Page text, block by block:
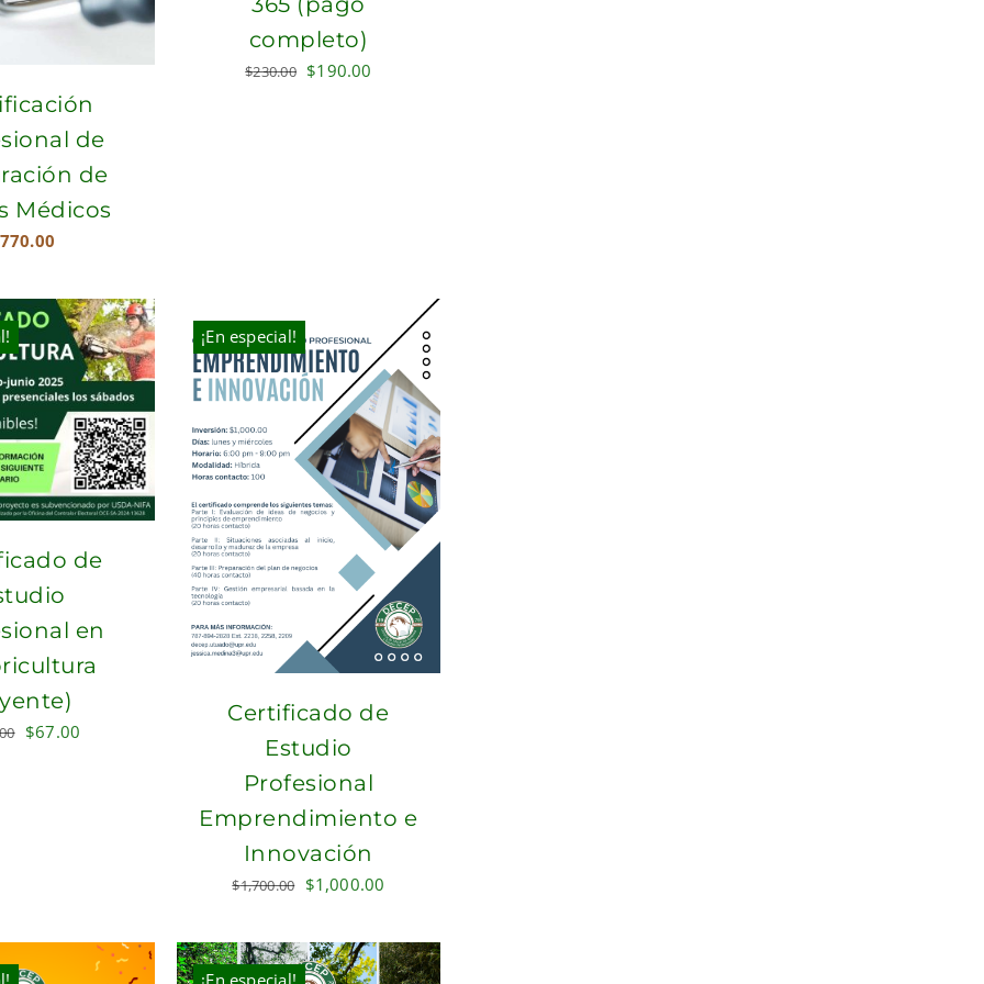
de
de
Médicos
770.00
completo)
$230.00 Original
$190.00
de
en
Original
$67.00
¡En especial!
Certificado de
Estudio
Profesional
Emprendimiento e
Innovación
$1,700.00 Original
was:
$1,700.00.
$1,000.00
is:
$1,000.00.